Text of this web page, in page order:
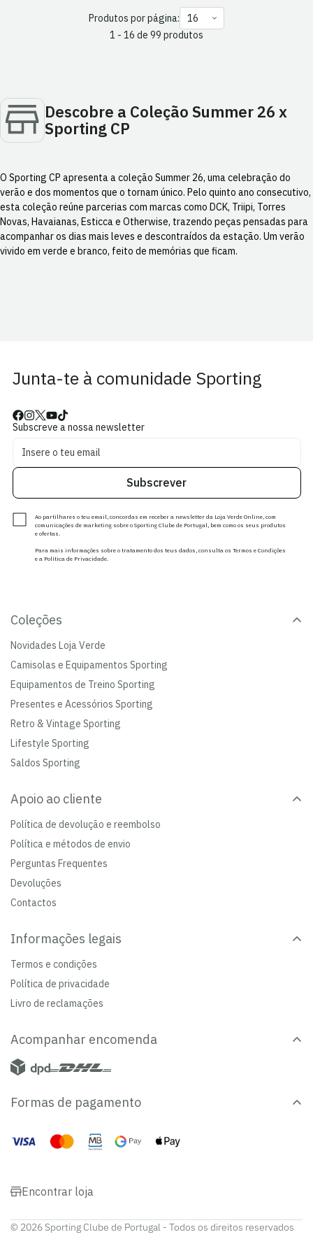
Produtos por página:
1 - 16 de 99 produtos
Descobre a Coleção Summer 26 x
Sporting CP
O Sporting CP apresenta a coleção Summer 26, uma celebração do
verão e dos momentos que o tornam único. Pelo quinto ano consecutivo,
esta coleção reúne parcerias com marcas como DCK, Triipi, Torres
Novas, Havaianas, Esticca e Otherwise, trazendo peças pensadas para
acompanhar os dias mais leves e descontraídos da estação. Um verão
vivido em verde e branco, feito de memórias que ficam.
Junta-te à comunidade Sporting
Subscreve a nossa newsletter
Subscrever
Ao partilhares o teu email, concordas em receber a newsletter da Loja Verde Online, com
comunicações de marketing sobre o Sporting Clube de Portugal, bem como os seus produtos
e ofertas.
Para mais informações sobre o tratamento dos teus dados, consulta os Termos e Condições
e a Política de Privacidade.
Coleções
Novidades Loja Verde
Camisolas e Equipamentos Sporting
Equipamentos de Treino Sporting
Presentes e Acessórios Sporting
Retro & Vintage Sporting
Lifestyle Sporting
Saldos Sporting
Apoio ao cliente
Política de devolução e reembolso
Política e métodos de envio
Perguntas Frequentes
Devoluções
Contactos
Informações legais
Termos e condições
Política de privacidade
Livro de reclamações
Acompanhar encomenda
Formas de pagamento
Encontrar loja
© 2026 Sporting Clube de Portugal - Todos os direitos reservados